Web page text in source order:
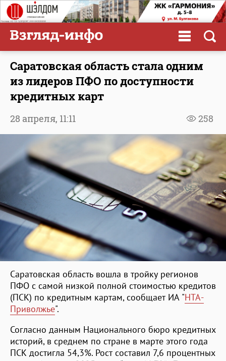
Саратовская область стала одним
из лидеров ПФО по доступности
кредитных карт
258
28 апреля, 11:11
Саратовская область вошла в тройку регионов
ПФО с самой низкой полной стоимостью кредитов
(ПСК) по кредитным картам, сообщает ИА "НТА-
Приволжье".
Согласно данным Национального бюро кредитных
историй, в среднем по стране в марте этого года
ПСК достигла 54,3%. Рост составил 7,6 процентных